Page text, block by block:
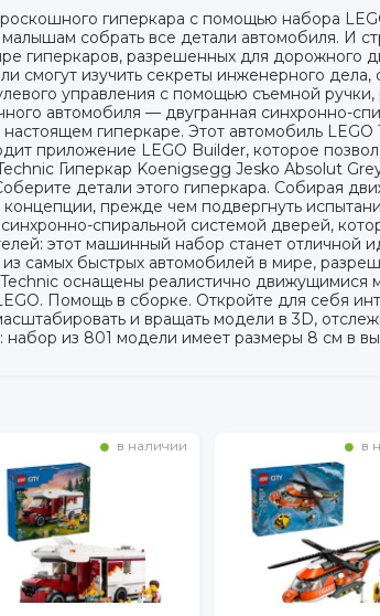
гиперкара с помощью набора
собрать все детали автомобиля. И
гиперкаров, разрешенных для дорожного
смогут изучить секреты инженерного
управления с помощью съемной
автомобиля — двугранная синхронно-
гиперкаре. Этот автомобиль
приложение LEGO Builder, которое
Гиперкар Koenigsegg Jesko Absolut
детали этого гиперкара. Собирая
прежде чем подвергнуть
спиральной системой дверей,
этот машинный набор станет отличной
самых быстрых автомобилей в мире,
оснащены реалистично движущимися
Помощь в сборке. Откройте для себя
и вращать модели в 3D,
из 801 модели имеет размеры 8 см в
в наличии в